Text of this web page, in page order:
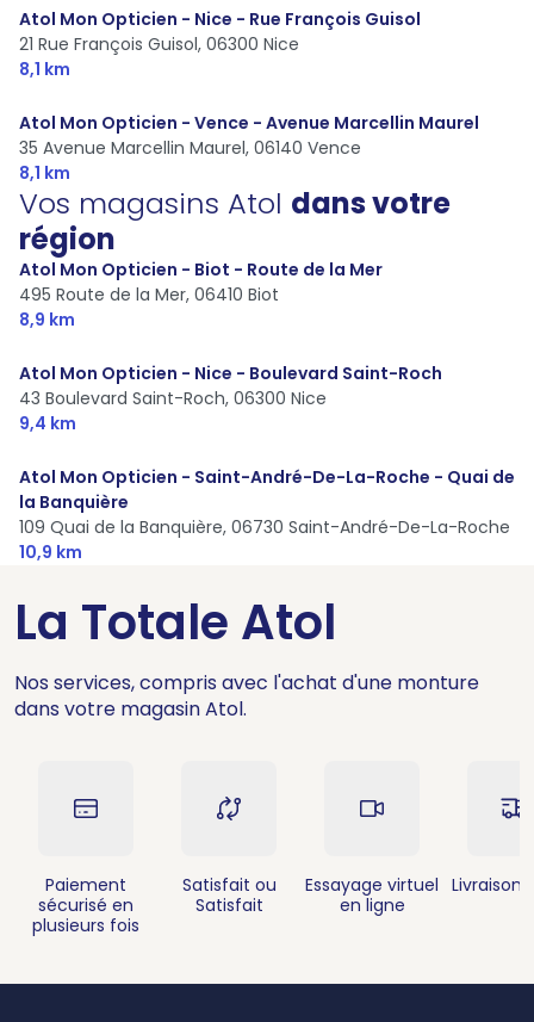
Atol Mon Opticien - Nice - Rue François Guisol
21 Rue François Guisol, 06300 Nice
8,1 km
Atol Mon Opticien - Vence - Avenue Marcellin Maurel
35 Avenue Marcellin Maurel, 06140 Vence
8,1 km
Vos magasins Atol dans votre
région
Atol Mon Opticien - Biot - Route de la Mer
495 Route de la Mer, 06410 Biot
8,9 km
Atol Mon Opticien - Nice - Boulevard Saint-Roch
43 Boulevard Saint-Roch, 06300 Nice
9,4 km
Atol Mon Opticien - Saint-André-De-La-Roche - Quai de
la Banquière
109 Quai de la Banquière, 06730 Saint-André-De-La-Roche
10,9 km
La Totale Atol
Nos services, compris avec l'achat d'une monture
dans votre magasin Atol.
Paiement
sécurisé en
plusieurs fois
Satisfait ou
Satisfait
Essayage virtuel
en ligne
Livraison